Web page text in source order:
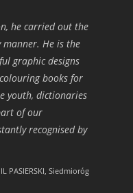
he carried out the
He is the
graphic designs
books for
youth, dictionaries
of our
recognised by
PASIERSKI, Siedmioróg